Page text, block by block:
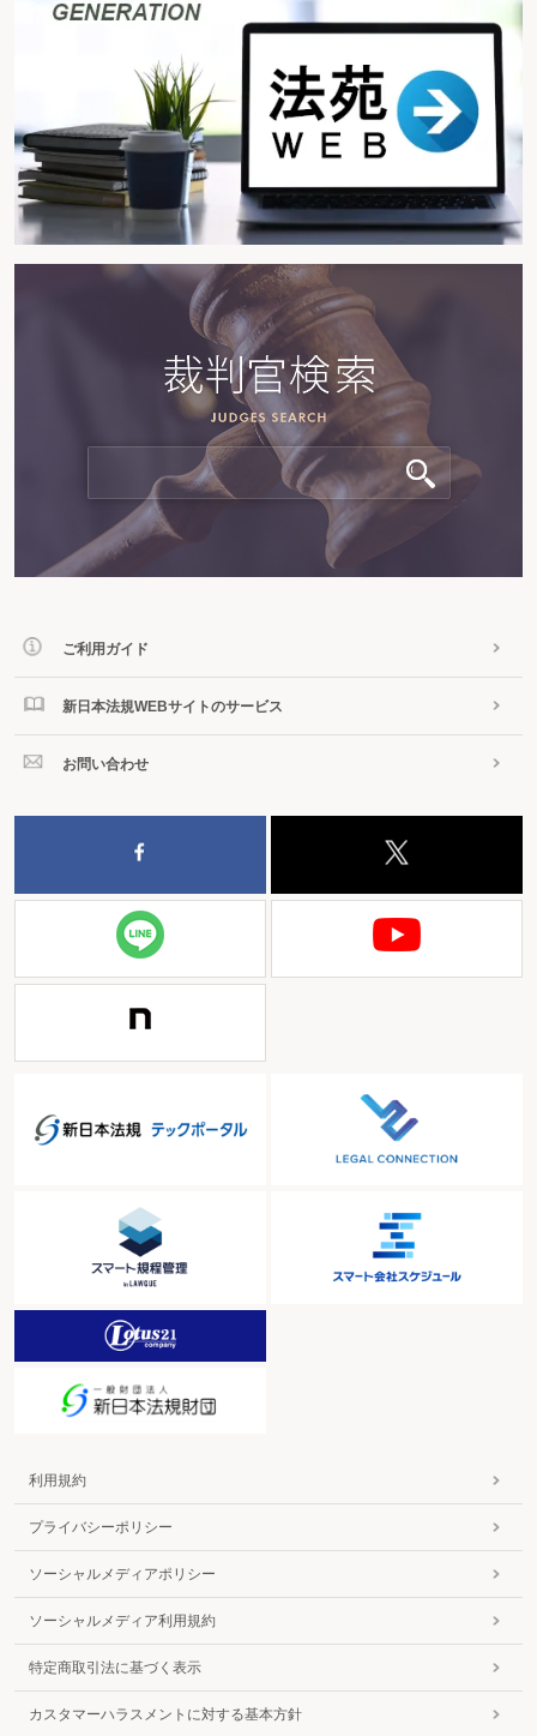
ご利用ガイド
新日本法規WEBサイトのサービス
お問い合わせ
利用規約
プライバシーポリシー
ソーシャルメディアポリシー
ソーシャルメディア利用規約
特定商取引法に基づく表示
カスタマーハラスメントに対する基本方針